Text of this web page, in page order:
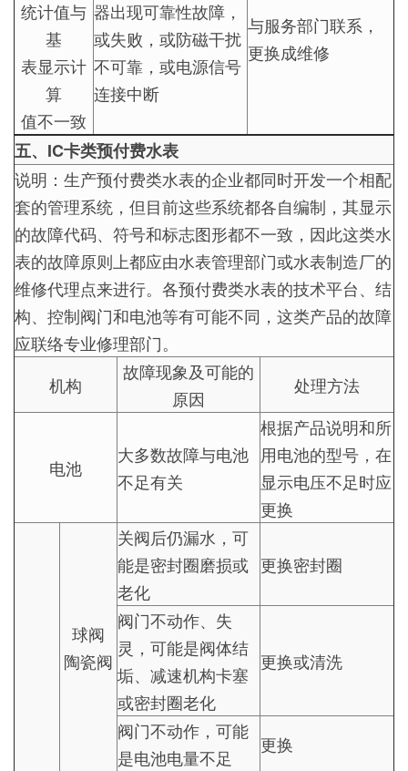
统计值与
基
表显示计
算
值不一致
器出现可靠性故障，
或失败，或防磁干扰
不可靠，或电源信号
连接中断
与服务部门联系，
更换成维修
五、IC卡类预付费水表
说明：生产预付费类水表的企业都同时开发一个相配
套的管理系统，但目前这些系统都各自编制，其显示
的故障代码、符号和标志图形都不一致，因此这类水
表的故障原则上都应由水表管理部门或水表制造厂的
维修代理点来进行。各预付费类水表的技术平台、结
构、控制阀门和电池等有可能不同，这类产品的故障
应联络专业修理部门。
机构
故障现象及可能的
原因
处理方法
电池
大多数故障与电池
不足有关
根据产品说明和所
用电池的型号，在
显示电压不足时应
更换
球阀
陶瓷阀
关阀后仍漏水，可
能是密封圈磨损或
老化
更换密封圈
阀门不动作、失
灵，可能是阀体结
垢、减速机构卡塞
或密封圈老化
更换或清洗
阀门不动作，可能
是电池电量不足
更换